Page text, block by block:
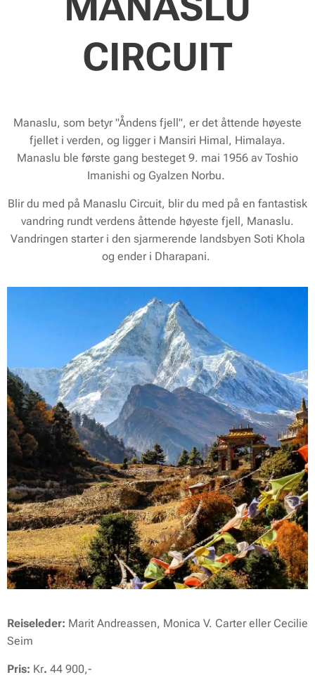
CIRCUIT
Manaslu, som betyr "Åndens fjell", er det åttende høyeste
fjellet i verden, og ligger i Mansiri Himal, Himalaya.
Manaslu ble første gang besteget 9. mai 1956 av Toshio
Imanishi og Gyalzen Norbu.
Blir du med på Manaslu Circuit, blir du med på en fantastisk
vandring rundt verdens åttende høyeste fjell, Manaslu.
Vandringen starter i den sjarmerende landsbyen Soti Khola
og ender i Dharapani.
Reiseleder: Marit Andreassen, Monica V. Carter eller Cecilie
Seim
Pris: Kr. 44 900,-